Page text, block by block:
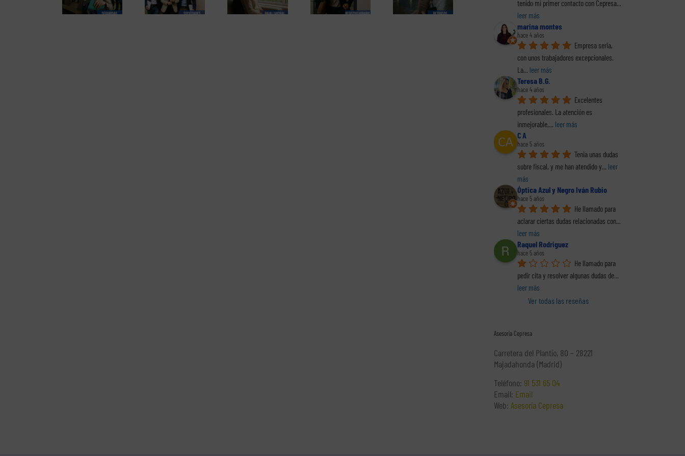
sociales
de una sociedad
incapacidad
temporal
transición hacia el
tiempo interfiere
sus riesgos es una
empresa que no
sociales
de una sociedad
limitada.
incapacidad
tenido mi primer contacto con Cepresa
leer más
marina montes
hace 4 años
Empresa seria,
con unos trabajadores excepcionales.
La... leer más
Teresa B.G.
hace 4 años
Excelentes
profesionales. La atención es
inmejorable,... leer más
C A
hace 5 años
Tenia unas dudas
sobre fiscal, y me han atendido y... leer
más
Óptica Azul y Negro Iván Rubio
hace 5 años
He llamado para
aclarar ciertas dudas relacionadas con
leer más
Raquel Rodriguez
hace 5 años
He llamado para
pedir cita y resolver algunas dudas de
leer más
Ver todas las reseñas
Asesoría Cepresa
Carretera del Plantío, 80 – 28221
Majadahonda (Madrid)
Teléfono: 91 531 65 04
Email: Email
Web: Asesoría Cepresa